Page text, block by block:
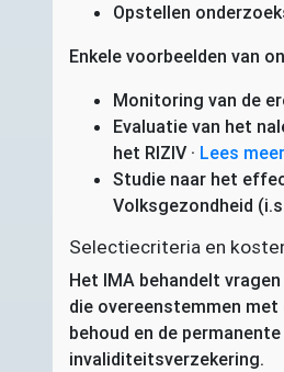
Opstellen
Enkele voorbeelden van
Monitoring van de
Evaluatie van het
het RIZIV · Lees meer
Studie naar het
Volksgezondheid
Selectiecriteria en
Het IMA behandelt
die overeenstemmen
behoud en de
invaliditeitsverzekering.